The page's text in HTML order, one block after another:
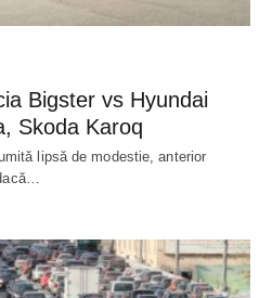
Bigster vs Hyundai
Skoda Karoq
lipsă de modestie, anterior